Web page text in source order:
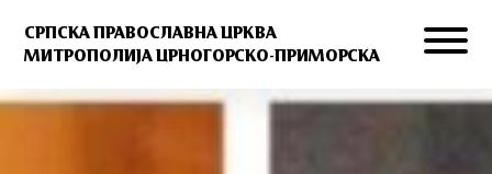
СРПСКА ПРАВОСЛАВНА ЦРКВА
МИТРОПОЛИЈА ЦРНОГОРСКО-ПРИМОРСКА